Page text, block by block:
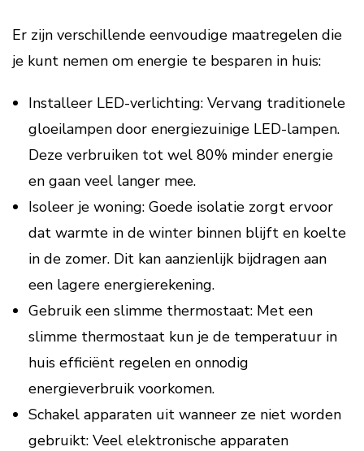
Er zijn verschillende eenvoudige maatregelen die
je kunt nemen om energie te besparen in huis:
Installeer LED-verlichting: Vervang traditionele
gloeilampen door energiezuinige LED-lampen.
Deze verbruiken tot wel 80% minder energie
en gaan veel langer mee.
Isoleer je woning: Goede isolatie zorgt ervoor
dat warmte in de winter binnen blijft en koelte
in de zomer. Dit kan aanzienlijk bijdragen aan
een lagere energierekening.
Gebruik een slimme thermostaat: Met een
slimme thermostaat kun je de temperatuur in
huis efficiënt regelen en onnodig
energieverbruik voorkomen.
Schakel apparaten uit wanneer ze niet worden
gebruikt: Veel elektronische apparaten